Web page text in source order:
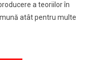
a teoriilor în
atât pentru multe